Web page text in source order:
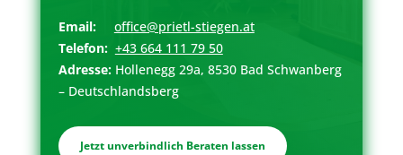
Email:
office@prietl-stiegen.at
Telefon: +43 664 111 79 50
Adresse:Hollenegg 29a, 8530 Bad Schwanberg
– Deutschlandsberg
Jetzt unverbindlich Beraten lassen